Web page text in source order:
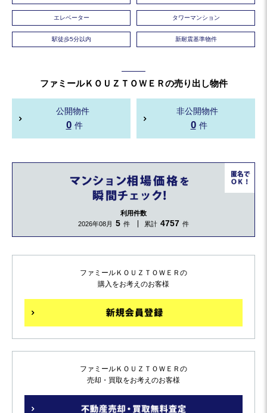
エレベーター タワーマンション
駅徒歩5分以内 新耐震基準物件
ファミールＫＯＵＺＴＯＷＥＲの売り出し物件
公開物件
0 件
非公開物件
0 件
利用件数
2026年08月
5 件 累計 4757 件
ファミールＫＯＵＺＴＯＷＥＲの
購入をお考えのお客様
ファミールＫＯＵＺＴＯＷＥＲの
売却・買取をお考えのお客様